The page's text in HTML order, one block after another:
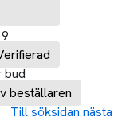
bud
beställaren
Till söksidan nästa